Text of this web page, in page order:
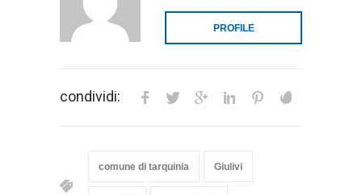
PROFILE
condividi:
comune di tarquinia Giulivi